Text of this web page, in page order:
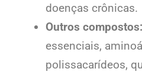
doenças crônicas.
Outros compostos:
essenciais,
polissacarídeos,